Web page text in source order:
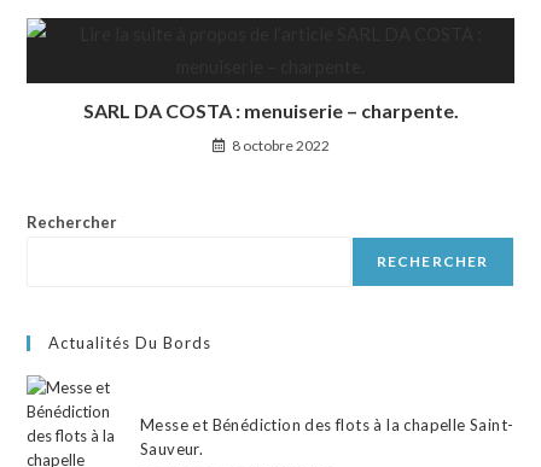
SARL DA COSTA : menuiserie – charpente.
8 octobre 2022
Rechercher
RECHERCHER
Actualités Du Bords
Messe et Bénédiction des flots à la chapelle Saint-
Sauveur.